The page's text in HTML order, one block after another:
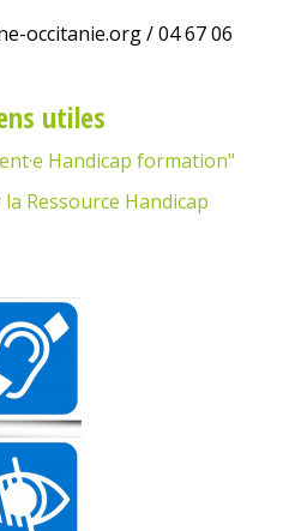
occitanie.org / 04 67 06
utiles
Handicap formation"
Ressource Handicap